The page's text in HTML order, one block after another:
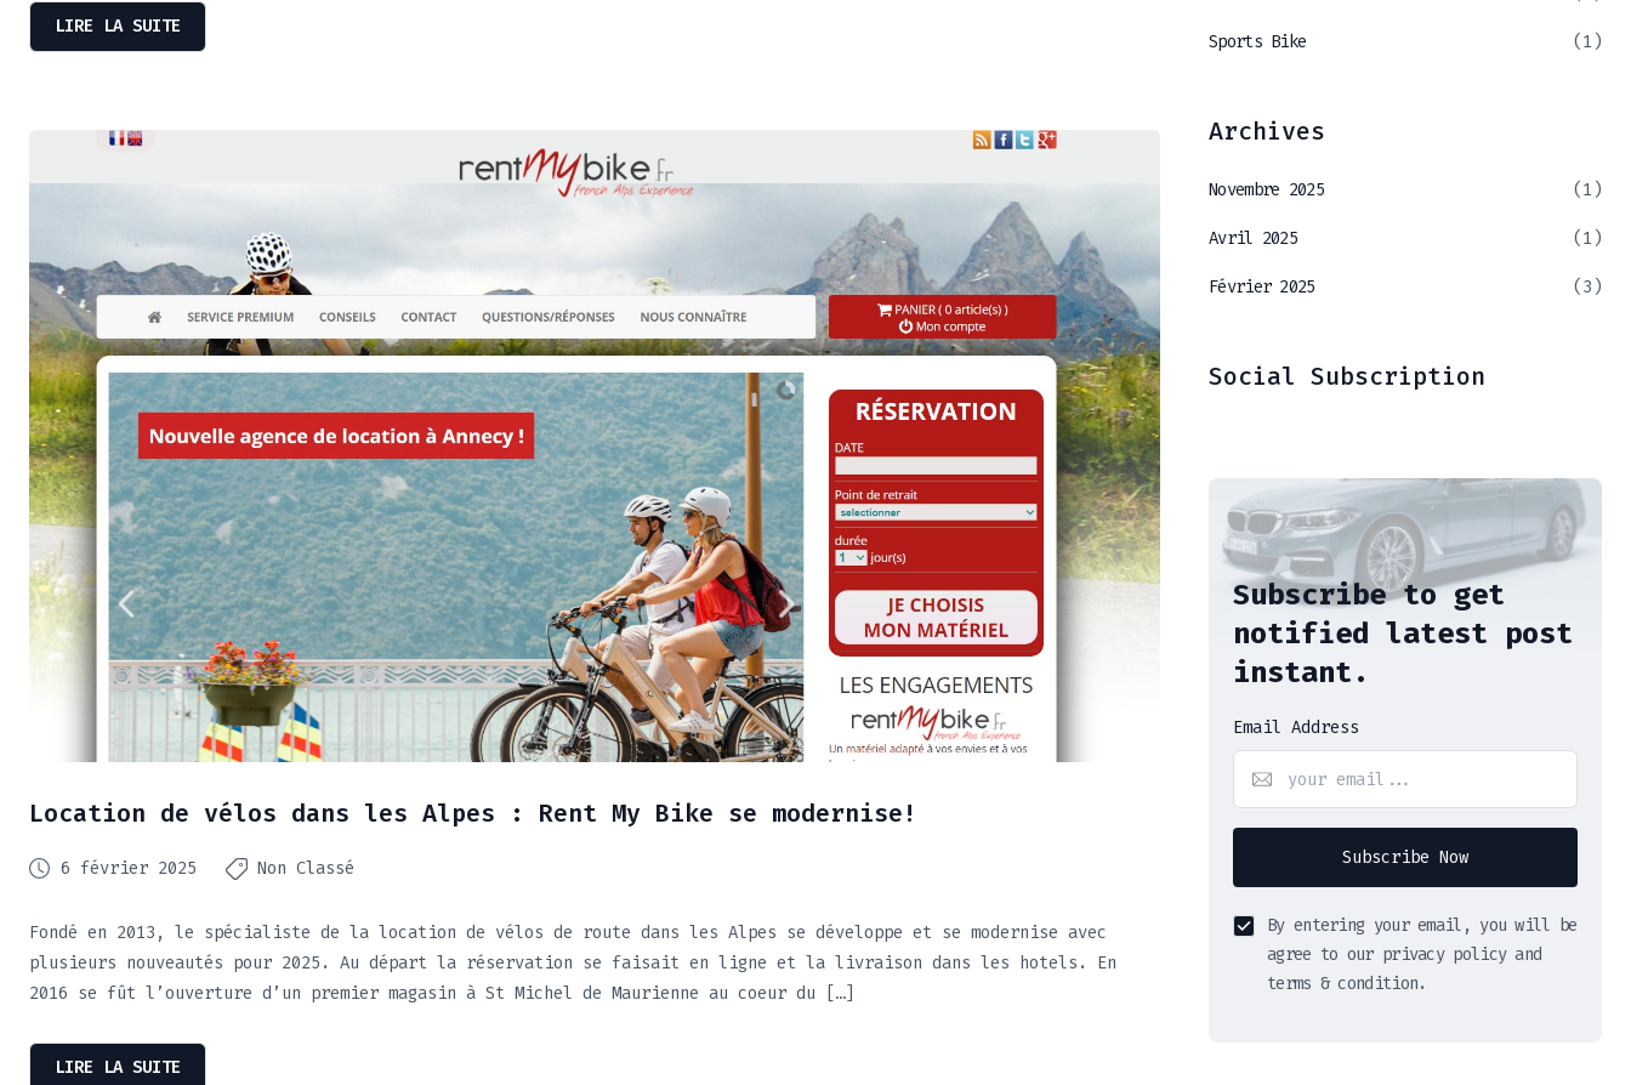
LIRE LA SUITE
Location de vélos dans les Alpes : Rent My Bike se modernise!
6 février 2025 Non Classé
Fondé en 2013, le spécialiste de la location de vélos de route dans les Alpes se développe et se modernise avec
plusieurs nouveautés pour 2025. Au départ la réservation se faisait en ligne et la livraison dans les hotels. En
2016 se fût l’ouverture d’un premier magasin à St Michel de Maurienne au coeur du […]
LIRE LA SUITE
Sports Bike (1)
Archives
Novembre 2025 (1)
Avril 2025 (1)
Février 2025 (3)
Social Subscription
Subscribe to get
notified latest post
instant.
Email Address
Subscribe Now
By entering your email, you will be
agree to our privacy policy and
terms & condition.